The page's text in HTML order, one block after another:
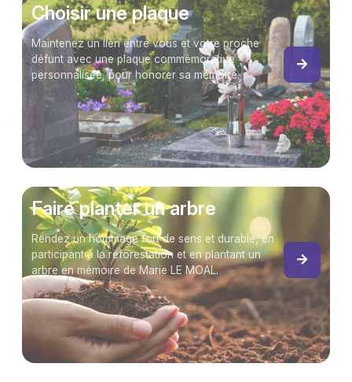
Choisir une plaque
Maintenez un lien entre vous et votre proche
défunt avec une plaque commémorative
personnalisée, pour honorer sa mémoire.
Faire planter un arbre
Rendez un hommage fort de sens et durable, en
participant à la reforestation et en plantant un
arbre en mémoire de Marie LE MOAL.